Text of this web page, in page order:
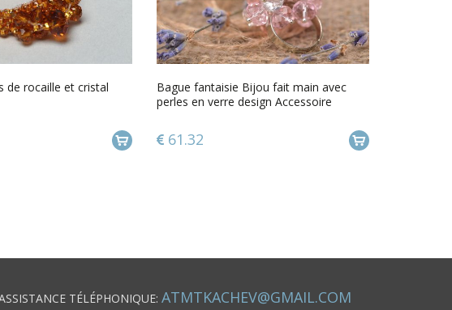
de rocaille et cristal
Bague fantaisie Bijou fait main avec
perles en verre design Accessoire
61.32
TÉLÉPHONIQUE: ATMTKACHEV@GMAIL.COM